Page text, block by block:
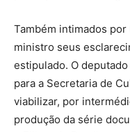
Também intimados
ministro seus
estipulado. O
para a Secretaria de
viabilizar, por
produção da série